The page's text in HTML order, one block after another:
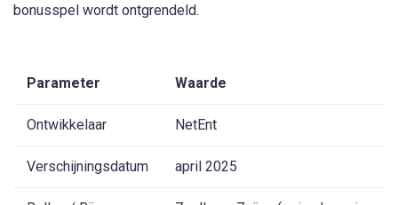
bonusspel wordt ontgrendeld.
Parameter Waarde
Ontwikkelaar NetEnt
Verschijningsdatum april 2025